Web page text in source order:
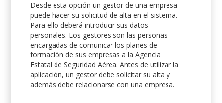
Desde esta opción un gestor de una empresa
puede hacer su solicitud de alta en el sistema.
Para ello deberá introducir sus datos
personales. Los gestores son las personas
encargadas de comunicar los planes de
formación de sus empresas a la Agencia
Estatal de Seguridad Aérea. Antes de utilizar la
aplicación, un gestor debe solicitar su alta y
además debe relacionarse con una empresa.